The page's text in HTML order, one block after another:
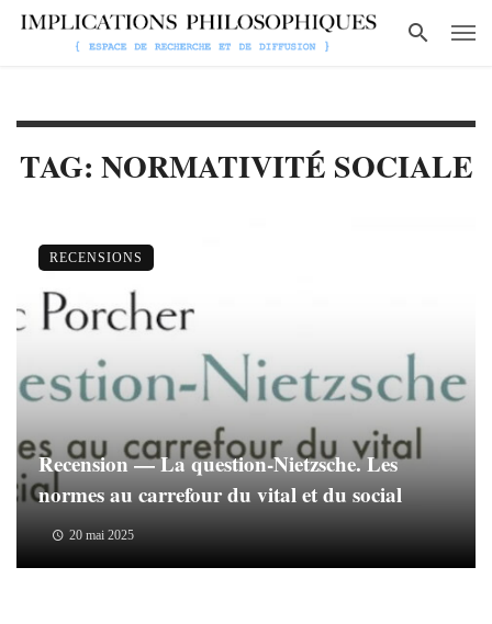
TAG: NORMATIVITÉ SOCIALE
Recension — La question-Nietzsche. Les
normes au carrefour du vital et du social
20 mai 2025
RECENSIONS